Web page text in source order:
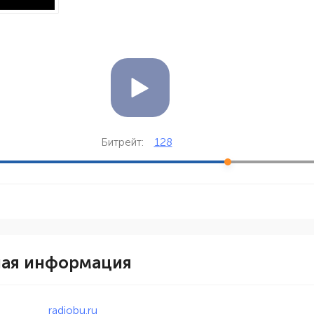
Битрейт: 128
информация
radiobu.ru